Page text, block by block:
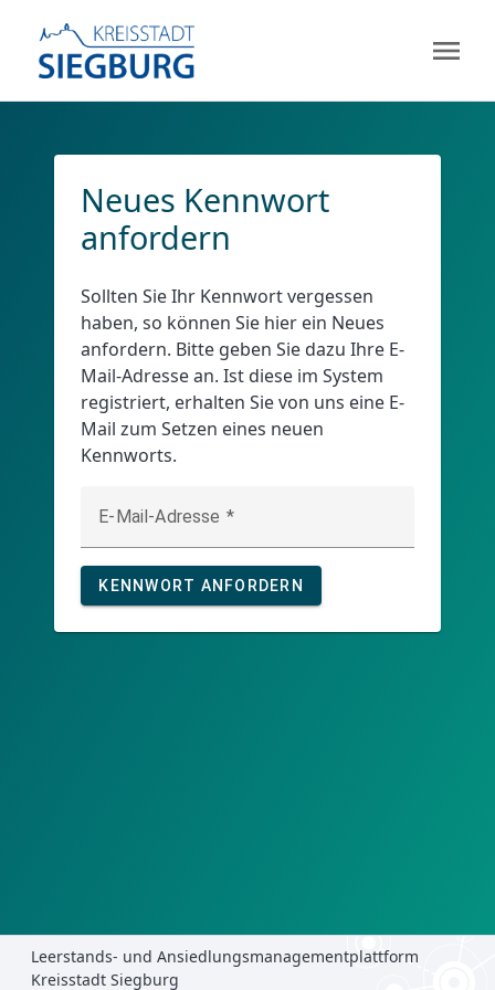
menu
Neues Kennwort
anfordern
Sollten Sie Ihr Kennwort vergessen
haben, so können Sie hier ein Neues
anfordern. Bitte geben Sie dazu Ihre E-
Mail-Adresse an. Ist diese im System
registriert, erhalten Sie von uns eine E-
Mail zum Setzen eines neuen
Kennworts.
E-Mail-Adresse
KENNWORT ANFORDERN
Leerstands- und Ansiedlungsmanagementplattform
Kreisstadt Siegburg